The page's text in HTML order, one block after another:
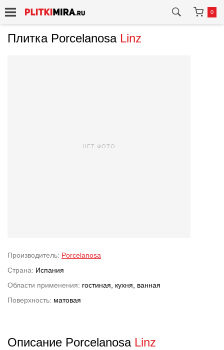
0
Плитка Porcelanosa Linz
НЕТ ФОТО
Производитель: Porcelanosa
Страна: Испания
Области применения: гостиная, кухня, ванная
Поверхность: матовая
Описание Porcelanosa Linz